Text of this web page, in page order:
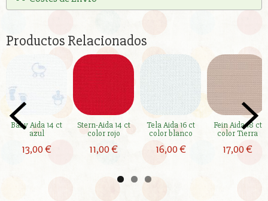
Productos Relacionados
Baby Aida 14 ct
azul
13,00 €
Stern-Aida 14 ct
color rojo
11,00 €
Tela Aida 16 ct
color blanco
16,00 €
Fein Aida 18 ct
color Tierra
17,00 €